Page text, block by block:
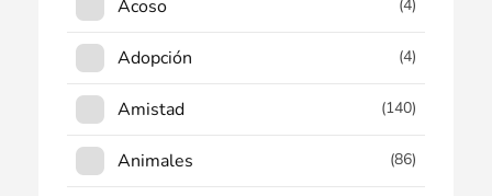
Acoso (4)
Adopción (4)
Amistad (140)
Animales (86)